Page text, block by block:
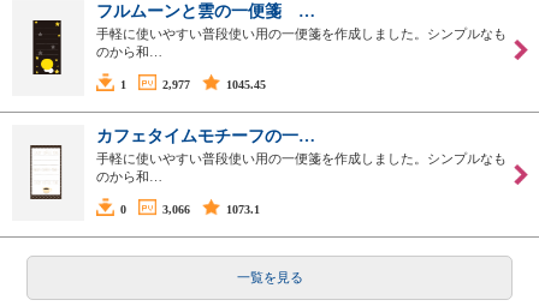
フルムーンと雲の一便箋 …
手軽に使いやすい普段使い用の一便箋を作成しました。シンプルなも
のから和…
1 2,977 1045.45
カフェタイムモチーフの一…
手軽に使いやすい普段使い用の一便箋を作成しました。シンプルなも
のから和…
0 3,066 1073.1
一覧を見る